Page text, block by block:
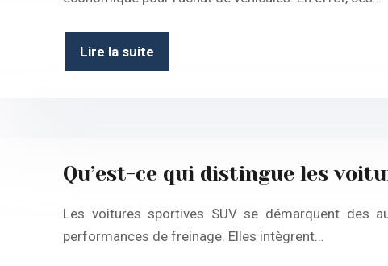
Lire la suite
Qu’est-ce qui distingue les
Les voitures sportives SUV se démarquent des
performances de freinage. Elles intègrent…